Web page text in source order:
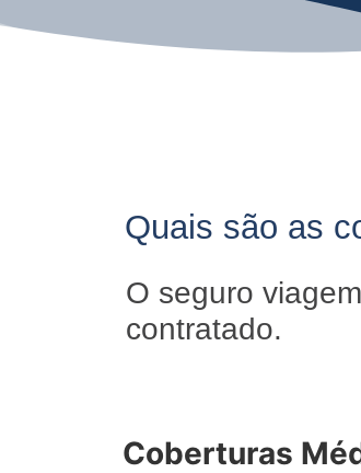
Quais são as
O seguro
contratado.
Coberturas